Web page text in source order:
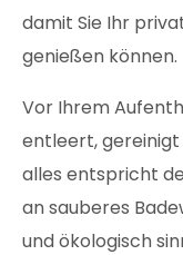
damit Sie Ihr
genießen können.
Vor Ihrem
entleert, gereinigt
alles entspricht
an sauberes
und ökologisch